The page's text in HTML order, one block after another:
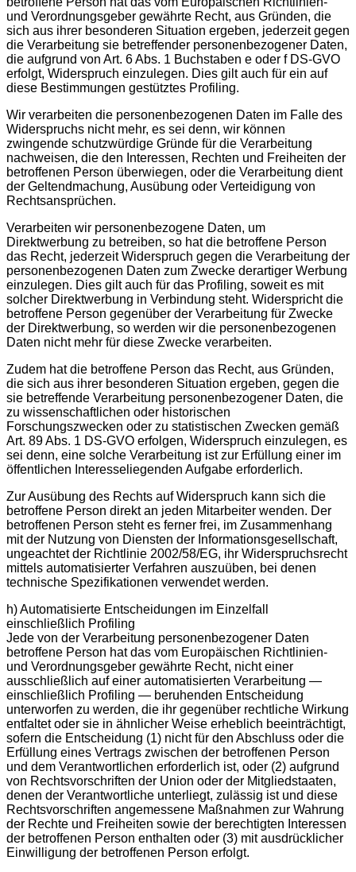
und Verordnungsgeber gewährte Recht, aus Gründen, die
sich aus ihrer besonderen Situation ergeben, jederzeit gegen
die Verarbeitung sie betreffender personenbezogener Daten,
die aufgrund von Art. 6 Abs. 1 Buchstaben e oder f DS-GVO
erfolgt, Widerspruch einzulegen. Dies gilt auch für ein auf
diese Bestimmungen gestütztes Profiling.
Wir verarbeiten die personenbezogenen Daten im Falle des
Widerspruchs nicht mehr, es sei denn, wir können
zwingende schutzwürdige Gründe für die Verarbeitung
nachweisen, die den Interessen, Rechten und Freiheiten der
betroffenen Person überwiegen, oder die Verarbeitung dient
der Geltendmachung, Ausübung oder Verteidigung von
Rechtsansprüchen.
Verarbeiten wir personenbezogene Daten, um
Direktwerbung zu betreiben, so hat die betroffene Person
das Recht, jederzeit Widerspruch gegen die Verarbeitung der
personenbezogenen Daten zum Zwecke derartiger Werbung
einzulegen. Dies gilt auch für das Profiling, soweit es mit
solcher Direktwerbung in Verbindung steht. Widerspricht die
betroffene Person gegenüber der Verarbeitung für Zwecke
der Direktwerbung, so werden wir die personenbezogenen
Daten nicht mehr für diese Zwecke verarbeiten.
Zudem hat die betroffene Person das Recht, aus Gründen,
die sich aus ihrer besonderen Situation ergeben, gegen die
sie betreffende Verarbeitung personenbezogener Daten, die
zu wissenschaftlichen oder historischen
Forschungszwecken oder zu statistischen Zwecken gemäß
Art. 89 Abs. 1 DS-GVO erfolgen, Widerspruch einzulegen, es
sei denn, eine solche Verarbeitung ist zur Erfüllung einer im
öffentlichen Interesseliegenden Aufgabe erforderlich.
Zur Ausübung des Rechts auf Widerspruch kann sich die
betroffene Person direkt an jeden Mitarbeiter wenden. Der
betroffenen Person steht es ferner frei, im Zusammenhang
mit der Nutzung von Diensten der Informationsgesellschaft,
ungeachtet der Richtlinie 2002/58/EG, ihr Widerspruchsrecht
mittels automatisierter Verfahren auszuüben, bei denen
technische Spezifikationen verwendet werden.
h) Automatisierte Entscheidungen im Einzelfall
einschließlich Profiling
Jede von der Verarbeitung personenbezogener Daten
betroffene Person hat das vom Europäischen Richtlinien-
und Verordnungsgeber gewährte Recht, nicht einer
ausschließlich auf einer automatisierten Verarbeitung —
einschließlich Profiling — beruhenden Entscheidung
unterworfen zu werden, die ihr gegenüber rechtliche Wirkung
entfaltet oder sie in ähnlicher Weise erheblich beeinträchtigt,
sofern die Entscheidung (1) nicht für den Abschluss oder die
Erfüllung eines Vertrags zwischen der betroffenen Person
und dem Verantwortlichen erforderlich ist, oder (2) aufgrund
von Rechtsvorschriften der Union oder der Mitgliedstaaten,
denen der Verantwortliche unterliegt, zulässig ist und diese
Rechtsvorschriften angemessene Maßnahmen zur Wahrung
der Rechte und Freiheiten sowie der berechtigten Interessen
der betroffenen Person enthalten oder (3) mit ausdrücklicher
Einwilligung der betroffenen Person erfolgt.